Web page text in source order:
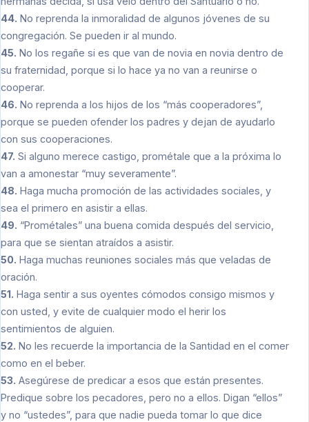
44. No reprenda la inmoralidad de algunos jóvenes de su
congregación. Se pueden ir al mundo.
45. No los regañe si es que van de novia en novia dentro de
su fraternidad, porque si lo hace ya no van a reunirse o
cooperar.
46. No reprenda a los hijos de los “más cooperadores”,
porque se pueden ofender los padres y dejan de ayudarlo
con sus cooperaciones.
47. Si alguno merece castigo, prométale que a la próxima lo
van a amonestar “muy severamente”.
48. Haga mucha promoción de las actividades sociales, y
sea el primero en asistir a ellas.
49. “Prométales” una buena comida después del servicio,
para que se sientan atraídos a asistir.
50. Haga muchas reuniones sociales más que veladas de
oración.
51. Haga sentir a sus oyentes cómodos consigo mismos y
con usted, y evite de cualquier modo el herir los
sentimientos de alguien.
52. No les recuerde la importancia de la Santidad en el comer
como en el beber.
53. Asegúrese de predicar a esos que están presentes.
Predique sobre los pecadores, pero no a ellos. Digan “ellos”
y no “ustedes”, para que nadie pueda tomar lo que dice